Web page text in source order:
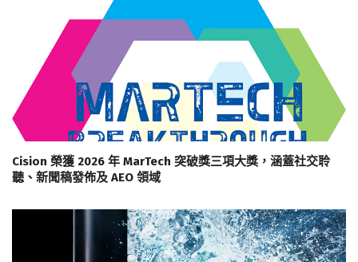
Cision 榮獲 2026 年 MarTech 突破獎三項大獎，涵蓋社交聆
聽、新聞稿發佈及 AEO 領域